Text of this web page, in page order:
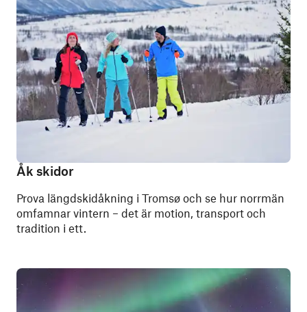
Åk skidor
Prova längdskidåkning i Tromsø och se hur norrmän
omfamnar vintern – det är motion, transport och
tradition i ett.